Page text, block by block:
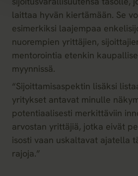
laittaa hyvän kiertämään. Se
esimerkiksi laajempaa
nuorempien yrittäjien,
mentorointia etenkin
myynnissä.
“Sijoittamisaspektin lisäksi
yritykset antavat minulle
potentiaalisesti merkittäviin
arvostan yrittäjiä, jotka eivät
isosti vaan uskaltavat ajatella
rajoja.”